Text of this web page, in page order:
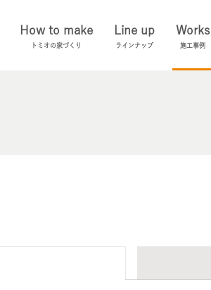
How to make
トミオの家づくり
Line up
ラインナップ
Works
施工事例